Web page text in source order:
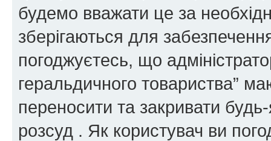
будемо вважати це за
зберігаються для
погоджуєтесь, що
геральдичного товариства”
переносити та закривати
розсуд . Як користувач ви